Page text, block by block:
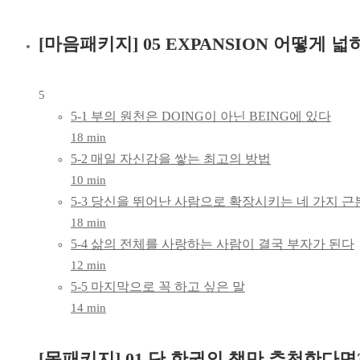
[마음패키지] 05 EXPANSION 어떻게 넓
5
5-1 부의 원천은 DOING이 아닌 BEING에 있다
18 min
5-2 매일 자신감을 쌓는 최고의 방법
10 min
5-3 당신을 뛰어난 사람으로 확장시키는 네 가지 근
18 min
5-4 삶의 전체를 사랑하는 사람이 결국 부자가 된다
12 min
5-5 마지막으로 꼭 하고 싶은 말
14 min